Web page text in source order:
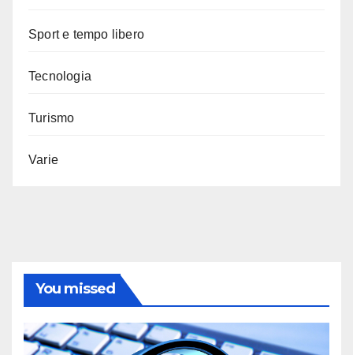
Sport e tempo libero
Tecnologia
Turismo
Varie
You missed